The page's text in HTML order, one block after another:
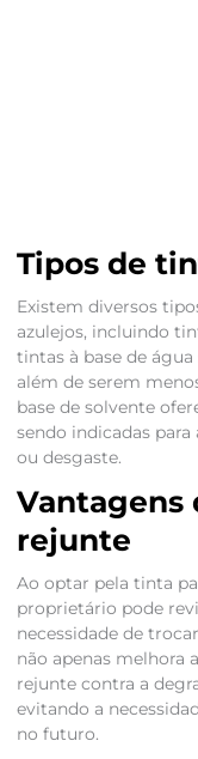
Tipos de
Existem diversos
azulejos, incluindo
tintas à base de
além de serem
base de solvente
sendo indicadas
ou desgaste.
Vantagens
rejunte
Ao optar pela tinta
proprietário pode
necessidade de
não apenas melhora
rejunte contra a
evitando a
no futuro.